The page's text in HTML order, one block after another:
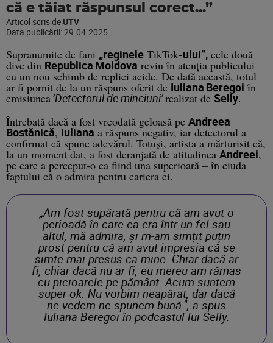
că e tăiat răspunsul corect...”
Articol scris de UTV
Data publicării:29.04.2025
Supranumite de fani „reginele TikTok-ului”, cele două
dive din Republica Moldova revin în atenția publicului
cu un nou schimb de replici acide. De dată această, totul
ar fi pornit de la un răspuns oferit de Iuliana Beregoi în
emisiunea ‘Detectorul de minciuni’realizat de Selly.
Întrebată dacă a fost vreodată geloasă pe Andreea
Bostănică, Iuliana a răspuns negativ, iar detectorul a
confirmat că spune adevărul. Totuși, artista a mărturisit că,
la un moment dat, a fost deranjată de atitudinea Andreei,
pe care a perceput-o ca fiind una superioară – în ciuda
faptului că o admira pentru cariera ei.
„Am fost supărată pentru că am avut o
perioadă în care ea era într-un fel sau
altul, mă admira, și m-am simțit puțin
prost pentru că am avut impresia că se
simte mai presus ca mine. Chiar dacă ar
fi, chiar dacă nu ar fi, eu mereu am rămas
cu picioarele pe pământ. Acum suntem
super ok. Nu vorbim neapărat, dar dacă
ne vedem ne spunem bună.", a spus
Iuliana Beregoi în podcastul lui Selly.